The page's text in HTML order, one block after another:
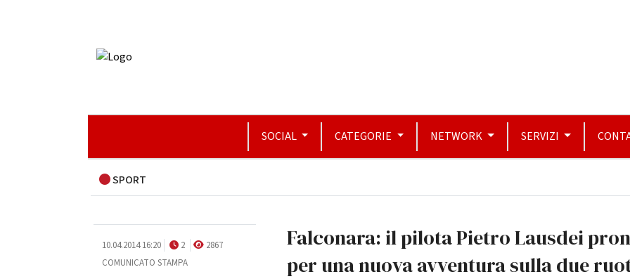
SOCIAL CATEGORIE NETWORK SERVIZI
SPORT
10.04.2014 16:20 2
2867
COMUNICATO STAMPA
Falconara: il pilota Pietro Lausdei
per una nuova avventura sulla due